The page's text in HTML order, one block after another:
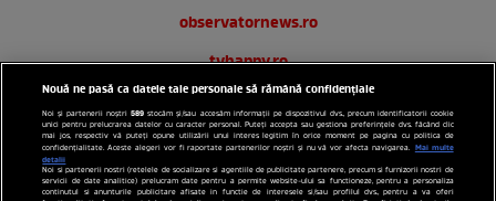
observatornews.ro
tvhappy.ro
useit.ro
zutv.ro
Trends AntenaPLAY
Nouă ne pasă ca datele tale personale să rămână confidențiale
Noi și partenerii noștri589 stocăm și/sau accesăm informații pe dispozitivul dvs., precum identificatorii cookie
unici pentru prelucrarea datelor cu caracter personal. Puteți accepta sau gestiona preferințele dvs. făcând clic
mai jos, respectiv vă puteți opune utilizării unui interes legitim în orice moment pe pagina cu politica de
confidențialitate. Aceste alegeri vor fi raportate partenerilor noștri și nu vă vor afecta navigarea. Mai multe
detalii
Noi si partenerii nostri (retelele de socializare si agentiile de publicitate partenere, precum si furnizorii nostri de
servicii de date analitice) prelucram date pentru a permite website-ului sa functioneze, pentru a personaliza
continutul si anunturile publicitare afisate in functie de interesele si/sau profilul dvs., pentru a va oferi